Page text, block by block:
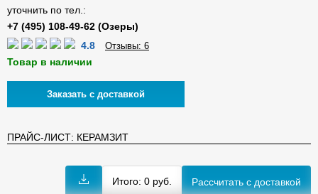
уточнить по тел.:
4.8 Отзывы: 6
Товар в наличии
Заказать с доставкой
ПРАЙС-ЛИСТ: КЕРАМЗИТ
Итого: 0 руб.